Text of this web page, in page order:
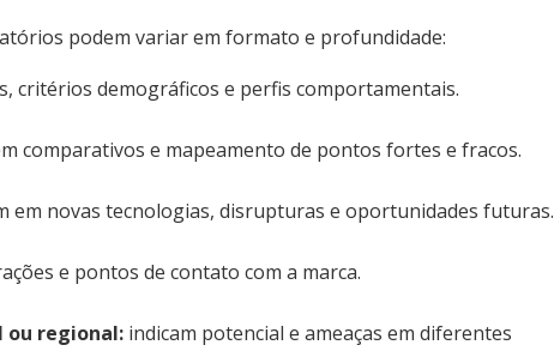
podem variar em formato e profundidade:
critérios demográficos e perfis comportamentais.
comparativos e mapeamento de pontos fortes e fracos.
em novas tecnologias, disrupturas e oportunidades futuras.
e pontos de contato com a marca.
ou regional: indicam potencial e ameaças em diferentes